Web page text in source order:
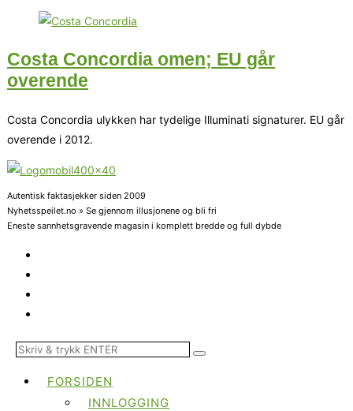
Costa Concordia omen; EU går
overende
Costa Concordia ulykken har tydelige Illuminati signaturer. EU går
overende i 2012.
Autentisk faktasjekker siden 2009
Nyhetsspeilet.no » Se gjennom illusjonene og bli fri
Eneste sannhetsgravende magasin i komplett bredde og full dybde
FORSIDEN
INNLOGGING